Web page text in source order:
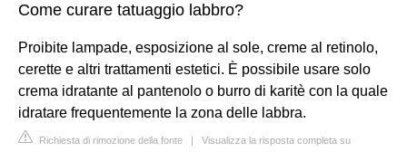
Come curare tatuaggio labbro?
Proibite lampade, esposizione al sole, creme al retinolo,
cerette e altri trattamenti estetici. È possibile usare solo
crema idratante al pantenolo o burro di karitè con la quale
idratare frequentemente la zona delle labbra.
Richiesta di rimozione della fonte | Visualizza la risposta completa su